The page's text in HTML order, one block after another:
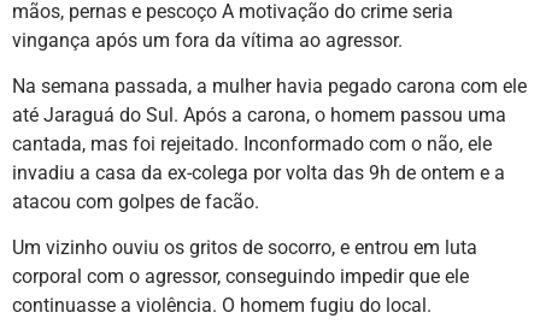
mãos, pernas e pescoço A motivação do crime seria
vingança após um fora da vítima ao agressor.
Na semana passada, a mulher havia pegado carona com ele
até Jaraguá do Sul. Após a carona, o homem passou uma
cantada, mas foi rejeitado. Inconformado com o não, ele
invadiu a casa da ex-colega por volta das 9h de ontem e a
atacou com golpes de facão.
Um vizinho ouviu os gritos de socorro, e entrou em luta
corporal com o agressor, conseguindo impedir que ele
continuasse a violência. O homem fugiu do local.